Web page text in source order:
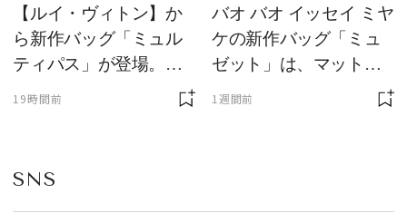
【ルイ・ヴィトン】か
ら新作バッグ「ミュル
ティパス」が登場。ミ
ニサイズもラインナッ
19時間前
バオ バオ イッセイ ミヤ
ケの新作バッグ「ミュ
ゼット」は、マットな
1週間前
SNS